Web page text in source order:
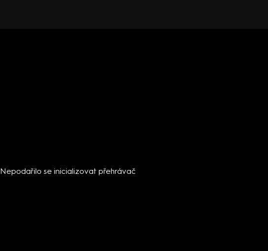
Nepodařilo se inicializovat přehrávač